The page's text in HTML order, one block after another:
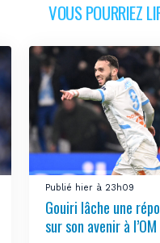
VOUS POURRIEZ
Publié hier à 23h09
Gouiri lâche une
sur son avenir à l’OM